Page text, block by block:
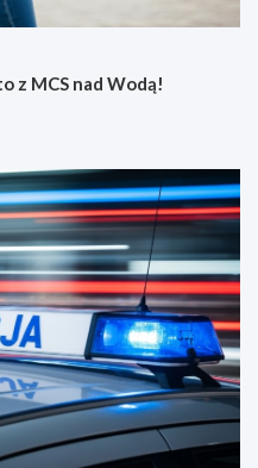
z MCS nad Wodą!